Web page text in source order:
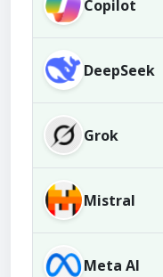
Copilot
DeepSeek
Grok
Mistral
Meta AI